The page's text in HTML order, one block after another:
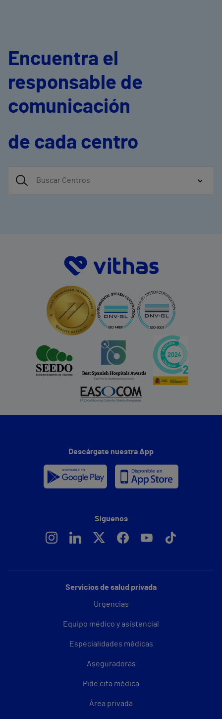
Encuentra el
responsable de
comunicación
de cada centro
Servicios de salud privada
Urgencias
Equipo médico y asistencial
Especialidades médicas
Aseguradoras
Pide cita médica
Área privada
Descárgate nuestra App
Síguenos